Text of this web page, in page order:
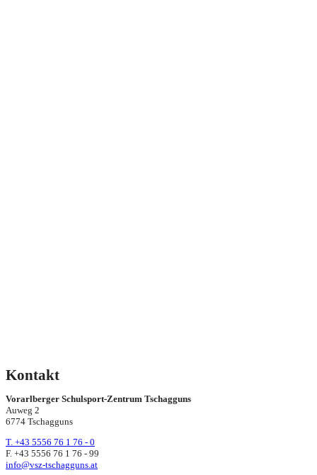
Kontakt
Vorarlberger Schulsport-Zentrum Tschagguns
Auweg 2
6774 Tschagguns
T. +43 5556 76 1 76 - 0
F. +43 5556 76 1 76 - 99
info@vsz-tschagguns.at